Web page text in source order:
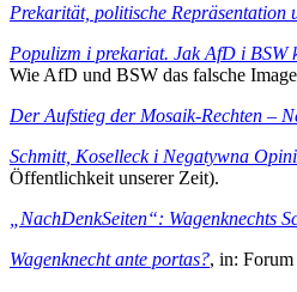
Prekarität, politische Repräsentation
Populizm i prekariat. Jak AfD i BSW
Wie AfD und BSW das falsche
Der Aufstieg der Mosaik-Rechten –
Schmitt, Koselleck i Negatywna
Öffentlichkeit unserer Zeit).
„NachDenkSeiten“: Wagenknechts
Wagenknecht ante portas?, in: